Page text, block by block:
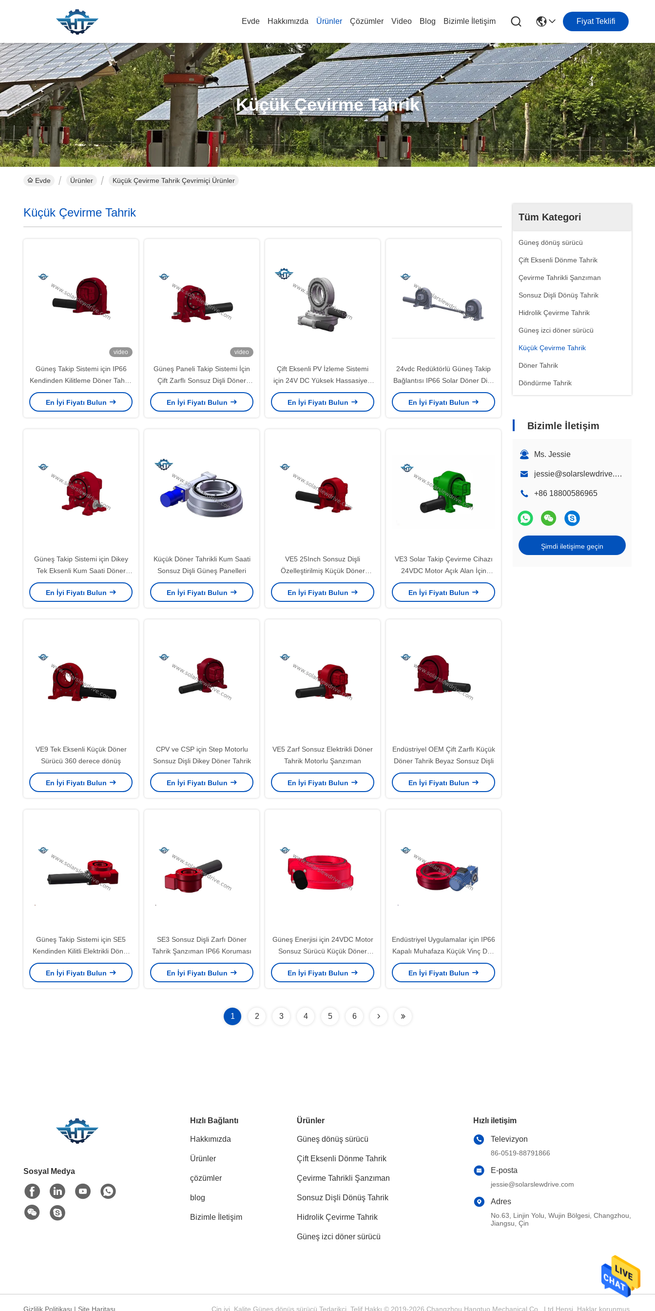
Evde Hakkımızda Ürünler Çözümler Video Blog Bizimle İletişim Fiyat Teklifi
Küçük Çevirme Tahrik
Evde Ürünler Küçük Çevirme Tahrik Çevrimiçi Ürünler
Tüm Kategori
Güneş dönüş sürücü
Çift Eksenli Dönme Tahrik
Çevirme Tahrikli Şanzıman
Sonsuz Dişli Dönüş Tahrik
Hidrolik Çevirme Tahrik
Güneş izci döner sürücü
Küçük Çevirme Tahrik
Döner Tahrik
Döndürme Tahrik
Bizimle İletişim
Ms. Jessie
jessie@solarslewdrive.com
+86 18800586965
Şimdi iletişime geçin
Küçük Çevirme Tahrik
video
Güneş Takip Sistemi için IP66
Kendinden Kilitleme Döner Tahrik
Redüktör Şanzıman
En İyi Fiyatı Bulun
video
Güneş Paneli Takip Sistemi İçin
Çift Zarflı Sonsuz Dişli Döner
Tahrik
En İyi Fiyatı Bulun
Çift Eksenli PV İzleme Sistemi
için 24V DC Yüksek Hassasiyetli
Döner Sonsuz Sürücü
En İyi Fiyatı Bulun
24vdc Redüktörlü Güneş Takip
Bağlantısı IP66 Solar Döner Dişli
Sürücü
En İyi Fiyatı Bulun
Güneş Takip Sistemi için Dikey
Tek Eksenli Kum Saati Döner
Tahrik Şanzıman
En İyi Fiyatı Bulun
Küçük Döner Tahrikli Kum Saati
Sonsuz Dişli Güneş Panelleri
En İyi Fiyatı Bulun
VE5 25Inch Sonsuz Dişli
Özelleştirilmiş Küçük Döner
Tahrik
En İyi Fiyatı Bulun
VE3 Solar Takip Çevirme Cihazı
24VDC Motor Açık Alan İçin
Yangın Korumalı
En İyi Fiyatı Bulun
VE9 Tek Eksenli Küçük Döner
Sürücü 360 derece dönüş
En İyi Fiyatı Bulun
CPV ve CSP için Step Motorlu
Sonsuz Dişli Dikey Döner Tahrik
En İyi Fiyatı Bulun
VE5 Zarf Sonsuz Elektrikli Döner
Tahrik Motorlu Şanzıman
En İyi Fiyatı Bulun
Endüstriyel OEM Çift Zarflı Küçük
Döner Tahrik Beyaz Sonsuz Dişli
En İyi Fiyatı Bulun
Güneş Takip Sistemi için SE5
Kendinden Kilitli Elektrikli Döner
Tahrik
En İyi Fiyatı Bulun
SE3 Sonsuz Dişli Zarfı Döner
Tahrik Şanzıman IP66 Koruması
En İyi Fiyatı Bulun
Güneş Enerjisi için 24VDC Motor
Sonsuz Sürücü Küçük Döner
Sürücü
En İyi Fiyatı Bulun
Endüstriyel Uygulamalar için IP66
Kapalı Muhafaza Küçük Vinç Dişli
Döner Halka Sürücüsü
En İyi Fiyatı Bulun
1 2 3 4 5 6
Sosyal Medya
Hızlı Bağlantı
Hakkımızda
Ürünler
çözümler
blog
Bizimle İletişim
Ürünler
Güneş dönüş sürücü
Çift Eksenli Dönme Tahrik
Çevirme Tahrikli Şanzıman
Sonsuz Dişli Dönüş Tahrik
Hidrolik Çevirme Tahrik
Güneş izci döner sürücü
Hızlı iletişim
Televizyon
86-0519-88791866
E-posta
jessie@solarslewdrive.com
Adres
No.63, Linjin Yolu, Wujin Bölgesi, Changzhou,
Jiangsu, Çin
Gizlilik Politikası | Site Haritası Çin iyi. Kalite Güneş dönüş sürücü Tedarikçi. Telif Hakkı © 2019-2026 Changzhou Hangtuo Mechanical Co., Ltd Hepsi. Haklar korunmuş.